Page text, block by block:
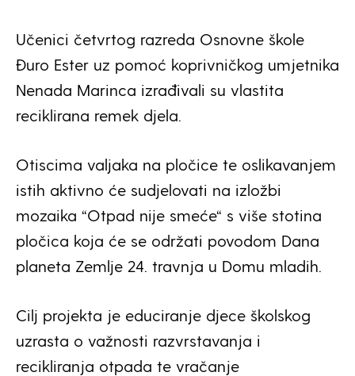
Učenici četvrtog razreda Osnovne škole
Đuro Ester uz pomoć koprivničkog umjetnika
Nenada Marinca izrađivali su vlastita
reciklirana remek djela.
Otiscima valjaka na pločice te oslikavanjem
istih aktivno će sudjelovati na izložbi
mozaika “Otpad nije smeće“ s više stotina
pločica koja će se održati povodom Dana
planeta Zemlje 24. travnja u Domu mladih.
Cilj projekta je educiranje djece školskog
uzrasta o važnosti razvrstavanja i
recikliranja otpada te vračanje